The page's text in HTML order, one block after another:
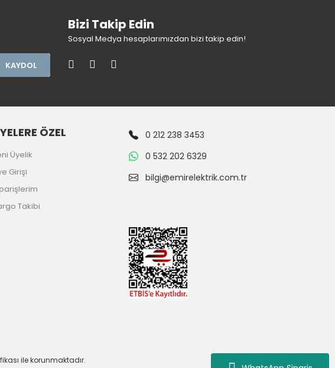
KAYDOL
Bizi Takip Edin
Sosyal Medya hesaplarımızdan bizi takip edin!
ÖZEL
Üyelik
Girişi
Takibi
0 212 238 3453
0 532 202 6329
bilgi@emirelektrik.com.tr
ile korunmaktadır.